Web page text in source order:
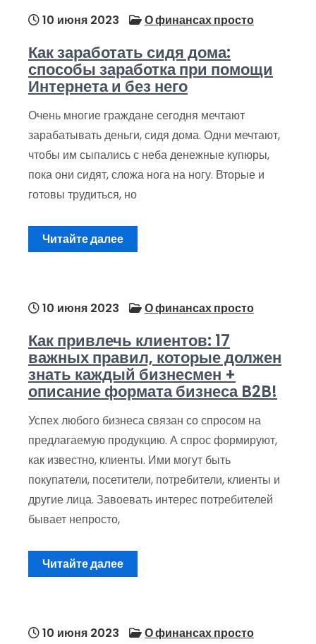
10 июня 2023 О финансах просто
Как заработать сидя дома:
способы заработка при помощи
Интернета и без него
Очень многие граждане сегодня мечтают
зарабатывать деньги, сидя дома. Одни мечтают,
чтобы им сыпались с неба денежные купюры,
пока они сидят, сложа нога на ногу. Вторые и
готовы трудиться, но
Читайте далее
10 июня 2023 О финансах просто
Как привлечь клиентов: 17
важных правил, которые должен
знать каждый бизнесмен +
описание формата бизнеса B2B!
Успех любого бизнеса связан со спросом на
предлагаемую продукцию. А спрос формируют,
как известно, клиенты. Ими могут быть
покупатели, посетители, потребители, клиенты и
другие лица. Завоевать интерес потребителей
бывает непросто,
Читайте далее
10 июня 2023 О финансах просто